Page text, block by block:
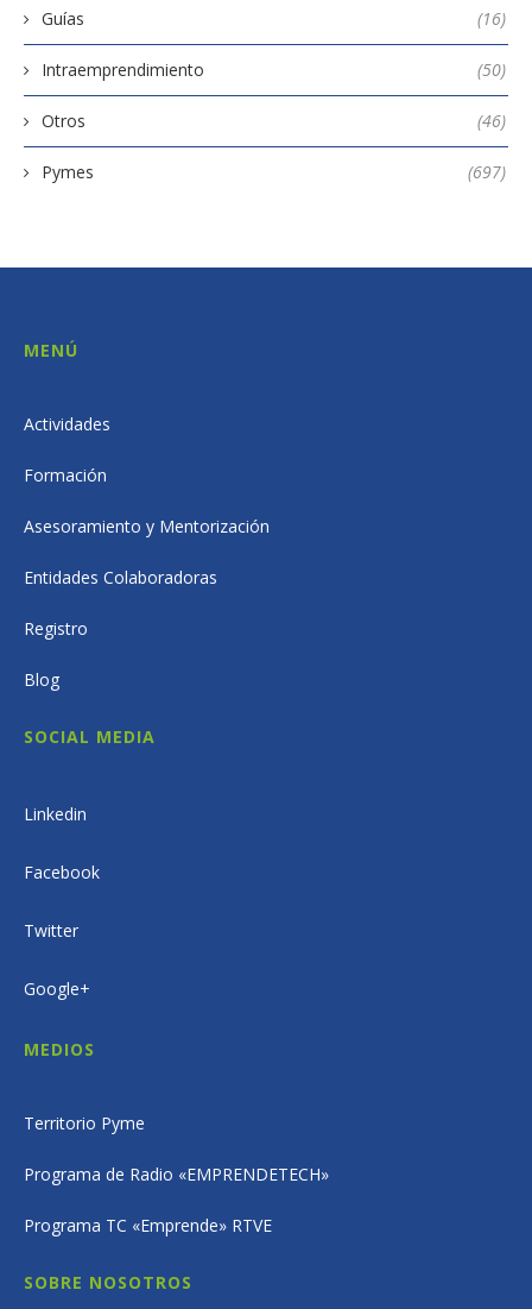
Guías (16)
Intraemprendimiento (50)
Otros (46)
Pymes (697)
MENÚ
Actividades
Formación
Asesoramiento y Mentorización
Entidades Colaboradoras
Registro
Blog
SOCIAL MEDIA
Linkedin
Facebook
Twitter
Google+
MEDIOS
Territorio Pyme
Programa de Radio «EMPRENDETECH»
Programa TC «Emprende» RTVE
SOBRE NOSOTROS